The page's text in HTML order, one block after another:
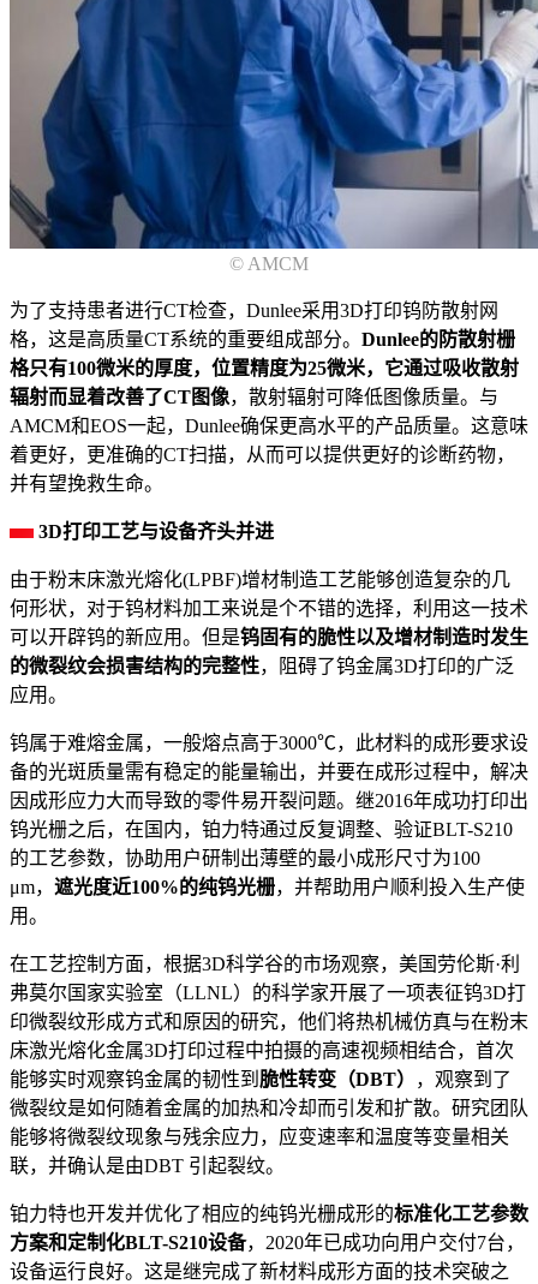
© AMCM
为了支持患者进行CT检查，Dunlee采用3D打印钨防散射网
格，这是高质量CT系统的重要组成部分。 Dunlee的防散射栅
格只有100微米的厚度，位置精度为25微米，它通过吸收散射
辐射而显着改善了CT图像，散射辐射可降低图像质量。与
AMCM和EOS一起，Dunlee确保更高水平的产品质量。这意味
着更好，更准确的CT扫描，从而可以提供更好的诊断药物，
并有望挽救生命。
3D打印工艺与设备齐头并进
由于粉末床激光熔化(LPBF)增材制造工艺能够创造复杂的几
何形状，对于钨材料加工来说是个不错的选择，利用这一技术
可以开辟钨的新应用。但是钨固有的脆性以及增材制造时发生
的微裂纹会损害结构的完整性，阻碍了钨金属3D打印的广泛
应用。
钨属于难熔金属，一般熔点高于3000℃，此材料的成形要求设
备的光斑质量需有稳定的能量输出，并要在成形过程中，解决
因成形应力大而导致的零件易开裂问题。继2016年成功打印出
钨光栅之后，在国内，铂力特通过反复调整、验证BLT-S210
的工艺参数，协助用户研制出薄壁的最小成形尺寸为100
μm， 遮光度近100%的纯钨光栅，并帮助用户顺利投入生产使
用。
在工艺控制方面，根据3D科学谷的市场观察，美国劳伦斯·利
弗莫尔国家实验室（LLNL）的科学家开展了一项表征钨3D打
印微裂纹形成方式和原因的研究，他们将热机械仿真与在粉末
床激光熔化金属3D打印过程中拍摄的高速视频相结合，首次
能够实时观察钨金属的韧性到 脆性转变（DBT）
，观察到了
微裂纹是如何随着金属的加热和冷却而引发和扩散。研究团队
能够将微裂纹现象与残余应力，应变速率和温度等变量相关
联，并确认是由DBT 引起裂纹。
铂力特也开发并优化了相应的纯钨光栅成形的标准化工艺参数
方案和定制化BLT-S210设备，2020年已成功向用户交付7台，
设备运行良好。这是继完成了新材料成形方面的技术突破之